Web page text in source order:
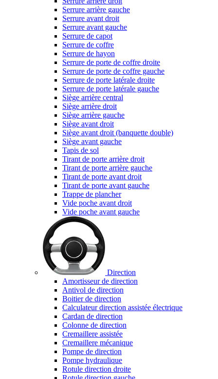
Serrure arrière gauche
Serrure avant droit
Serrure avant gauche
Serrure de capot
Serrure de coffre
Serrure de hayon
Serrure de porte de coffre droite
Serrure de porte de coffre gauche
Serrure de porte latérale droite
Serrure de porte latérale gauche
Siège arrière central
Siège arrière droit
Siège arrière gauche
Siège avant droit
Siège avant droit (banquette double)
Siège avant gauche
Tapis de sol
Tirant de porte arrière droit
Tirant de porte arrière gauche
Tirant de porte avant droit
Tirant de porte avant gauche
Trappe de plancher
Vide poche avant droit
Vide poche avant gauche
Direction
Amortisseur de direction
Antivol de direction
Boitier de direction
Calculateur direction assistée électrique
Cardan de direction
Colonne de direction
Cremaillere assistée
Cremaillere mécanique
Pompe de direction
Pompe hydraulique
Rotule direction droite